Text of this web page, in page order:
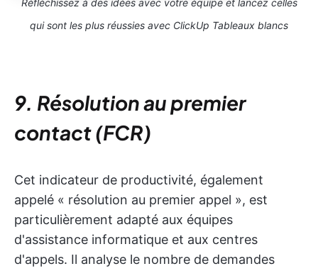
Réfléchissez à des idées avec votre équipe et lancez celles
qui sont les plus réussies avec ClickUp Tableaux blancs
9. Résolution au premier
contact (FCR)
Cet indicateur de productivité, également
appelé « résolution au premier appel », est
particulièrement adapté aux équipes
d'assistance informatique et aux centres
d'appels. Il analyse le nombre de demandes